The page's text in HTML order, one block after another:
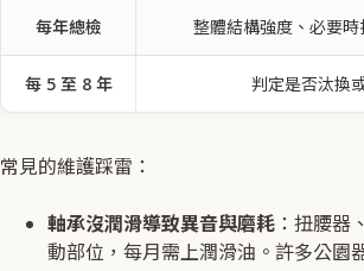
每年總檢 整體結構強度、必要
每 5 至 8 年 判定是否汰換
常見的維護踩雷：
軸承沒潤滑導致異音與磨耗 ：扭腰器
動部位，每月需上潤滑油。許多公園